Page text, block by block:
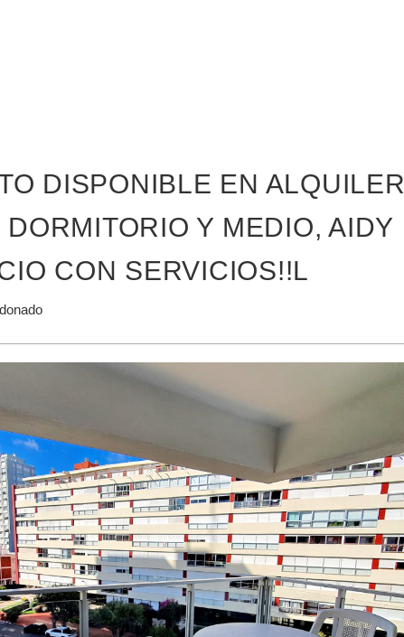
DISPONIBLE EN ALQUILER
Y MEDIO, AIDY
CON SERVICIOS!!L